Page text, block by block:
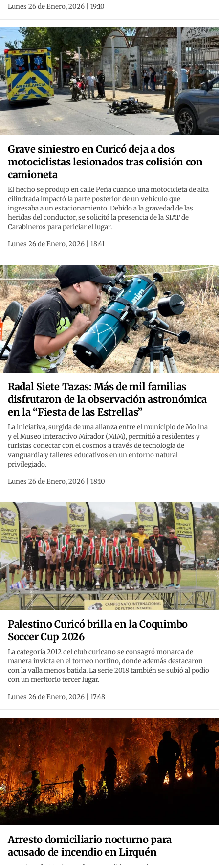
Lunes 26 de Enero, 2026 | 19:10
Grave siniestro en Curicó deja a dos
motociclistas lesionados tras colisión con
camioneta
El hecho se produjo en calle Peña cuando una motocicleta de alta
cilindrada impactó la parte posterior de un vehículo que
ingresaba a un estacionamiento. Debido a la gravedad de las
heridas del conductor, se solicitó la presencia de la SIAT de
Carabineros para periciar el lugar.
Lunes 26 de Enero, 2026 | 18:41
Radal Siete Tazas: Más de mil familias
disfrutaron de la observación astronómica
en la “Fiesta de las Estrellas”
La iniciativa, surgida de una alianza entre el municipio de Molina
y el Museo Interactivo Mirador (MIM), permitió a residentes y
turistas conectar con el cosmos a través de tecnología de
vanguardia y talleres educativos en un entorno natural
privilegiado.
Lunes 26 de Enero, 2026 | 18:10
Palestino Curicó brilla en la Coquimbo
Soccer Cup 2026
La categoría 2012 del club curicano se consagró monarca de
manera invicta en el torneo nortino, donde además destacaron
con la valla menos batida. La serie 2018 también se subió al podio
con un meritorio tercer lugar.
Lunes 26 de Enero, 2026 | 17:48
Arresto domiciliario nocturno para
acusado de incendio en Lirquén